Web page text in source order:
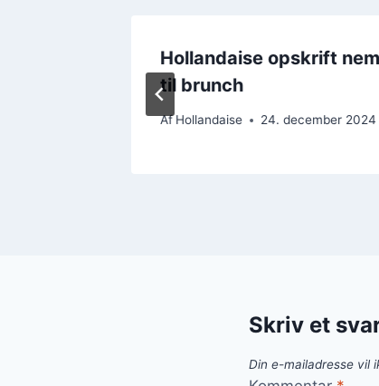
Hollandaise opskrift nem
til brunch
Af Hollandaise 24. december 2024
Skriv et
Din e-mailadresse vil